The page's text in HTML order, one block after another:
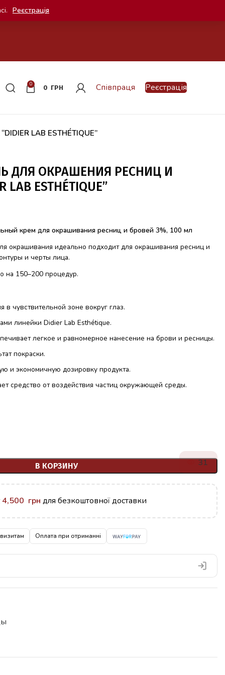
0
0 ГРН Співпраця Реєстрація
LAB ESTHÉTIQUE”
ДЛЯ ОКРАШЕНИЯ РЕСНИЦ И
ESTHÉTIQUE”
крем для окрашивания ресниц и бровей 3%, 100 мл
окрашивания идеально подходит для окрашивания ресниц и
и черты лица.
на 150–200 процедур.
в чувствительной зоне вокруг глаз.
линейки Didier Lab Esthétique.
легкое и равномерное нанесение на брови и ресницы.
покраски.
и экономичную дозировку продукта.
средство от воздействия частиц окружающей среды.
В КОРЗИНУ 31
4,500 грн для безкоштовної доставки
Оплата при отриманні
Реєстрація